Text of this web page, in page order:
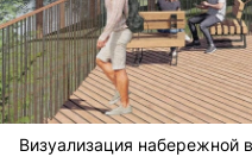
Визуализация набережной